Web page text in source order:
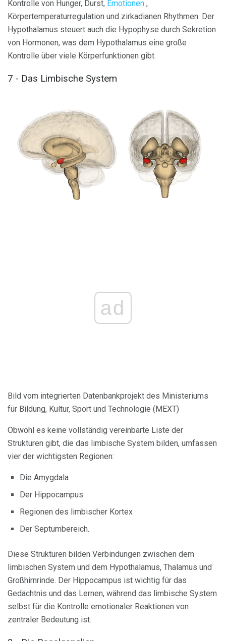
Kontrolle von Hunger, Durst, Emotionen ,
Körpertemperaturregulation und zirkadianen Rhythmen. Der
Hypothalamus steuert auch die Hypophyse durch Sekretion
von Hormonen, was dem Hypothalamus eine große
Kontrolle über viele Körperfunktionen gibt.
7 - Das Limbische System
ad
Bild vom integrierten Datenbankprojekt des Ministeriums
für Bildung, Kultur, Sport und Technologie (MEXT)
Obwohl es keine vollständig vereinbarte Liste der
Strukturen gibt, die das limbische System bilden, umfassen
vier der wichtigsten Regionen:
Die Amygdala
Der Hippocampus
Regionen des limbischer Kortex
Der Septumbereich.
Diese Strukturen bilden Verbindungen zwischen dem
limbischen System und dem Hypothalamus, Thalamus und
Großhirnrinde. Der Hippocampus ist wichtig für das
Gedächtnis und das Lernen, während das limbische System
selbst für die Kontrolle emotionaler Reaktionen von
zentraler Bedeutung ist.